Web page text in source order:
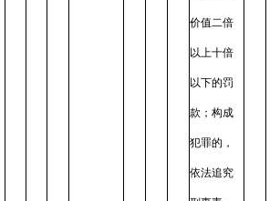
价值二倍
以上十倍
以下的罚
款；构成
犯罪的，
依法追究